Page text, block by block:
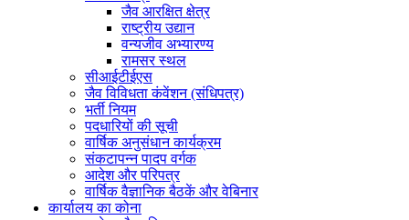
जैव आरक्षित क्षेत्र
राष्ट्रीय उद्यान
वन्यजीव अभ्यारण्य
रामसर स्थल
सीआईटीईएस
जैव विविधता कंवेंशन (संधिपत्र)
भर्ती नियम
पदधारियों की सूची
वार्षिक अनुसंधान कार्यक्रम
संकटापन्न पादप वर्गक
आदेश और परिपत्र
वार्षिक वैज्ञानिक बैठकें और वेबिनार
कार्यालय का कोना